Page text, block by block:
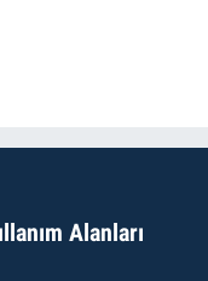
Alanları